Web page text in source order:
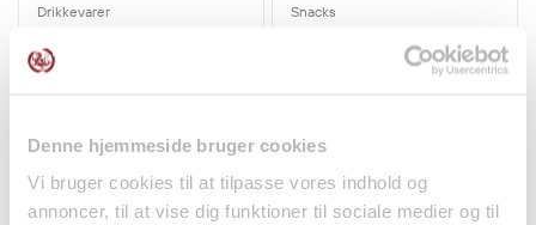
Denne hjemmeside bruger cookies
Vi bruger cookies til at tilpasse vores indhold og
annoncer, til at vise dig funktioner til sociale medier og til
Drikkevarer
45,00 kr.
Snacks